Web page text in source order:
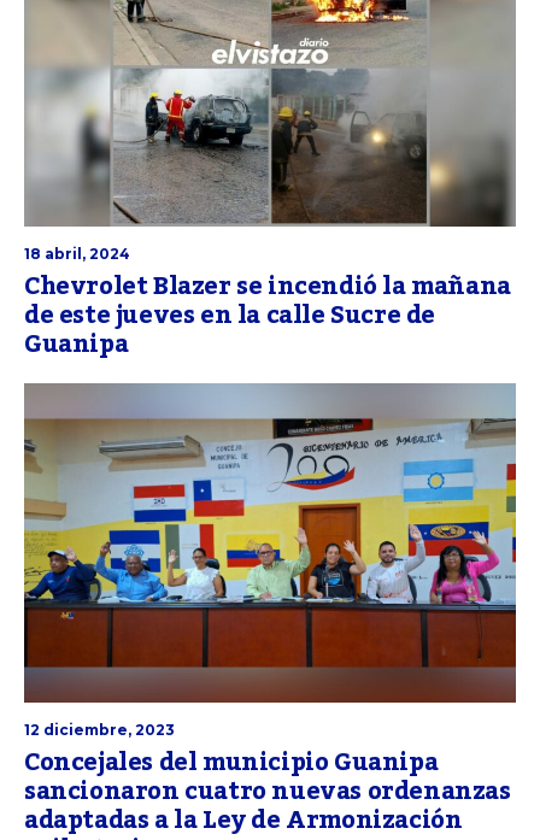
18 abril, 2024
Chevrolet Blazer se incendió la mañana
de este jueves en la calle Sucre de
Guanipa
12 diciembre, 2023
Concejales del municipio Guanipa
sancionaron cuatro nuevas ordenanzas
adaptadas a la Ley de Armonización